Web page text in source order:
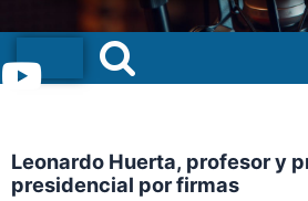
Menu
Leonardo Huerta, profesor y
presidencial por firmas